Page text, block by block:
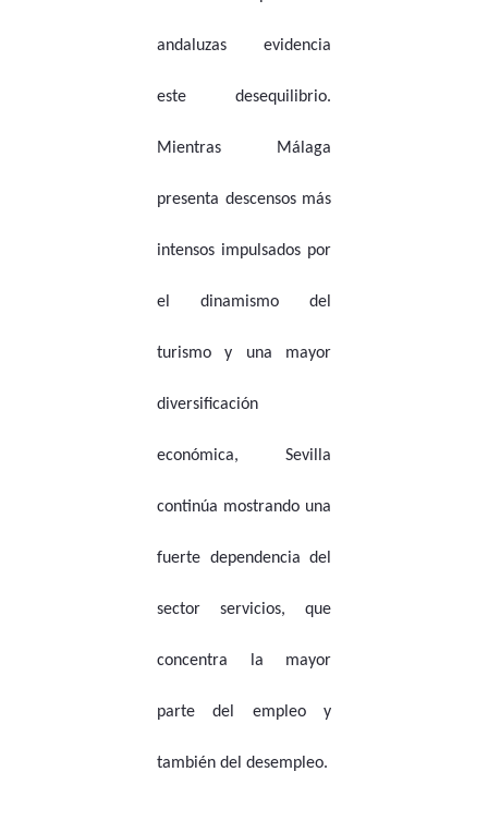
andaluzas evidencia
este desequilibrio.
Mientras Málaga
presenta descensos más
intensos impulsados por
el dinamismo del
turismo y una mayor
diversificación
económica, Sevilla
continúa mostrando una
fuerte dependencia del
sector servicios, que
concentra la mayor
parte del empleo y
también del desempleo.